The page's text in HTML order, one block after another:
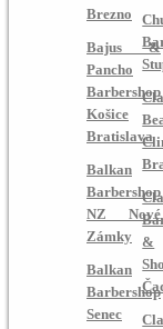
Brezno
Bajus &
Pancho
Barbershop
Košice
Bratislava
Balkan
Barbershop
NZ Nové
Zámky
Balkan
Barbershop
Senec
&